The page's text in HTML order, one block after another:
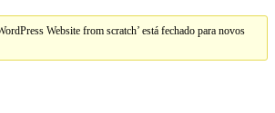
Website from scratch’ está fechado para novos